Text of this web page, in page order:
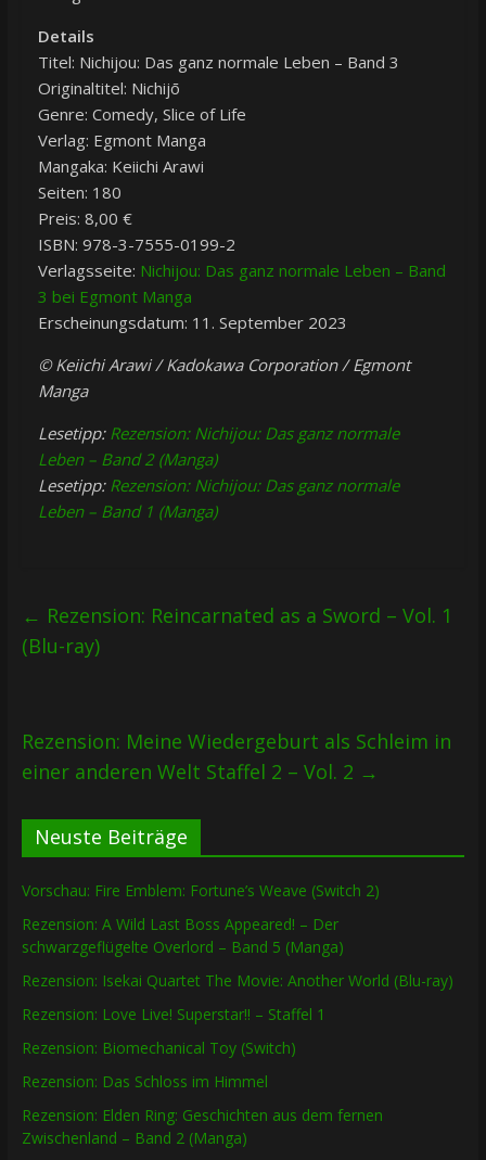
Details
Titel: Nichijou: Das ganz normale Leben – Band 3
Originaltitel: Nichijō
Genre: Comedy, Slice of Life
Verlag: Egmont Manga
Mangaka: Keiichi Arawi
Seiten: 180
Preis: 8,00 €
ISBN: 978-3-7555-0199-2
Verlagsseite: Nichijou: Das ganz normale Leben – Band
3 bei Egmont Manga
Erscheinungsdatum: 11. September 2023
© Keiichi Arawi / Kadokawa Corporation / Egmont
Manga
Lesetipp: Rezension: Nichijou: Das ganz normale
Leben – Band 2 (Manga)
Lesetipp: Rezension: Nichijou: Das ganz normale
Leben – Band 1 (Manga)
← Rezension: Reincarnated as a Sword – Vol. 1
(Blu-ray)
Rezension: Meine Wiedergeburt als Schleim in
einer anderen Welt Staffel 2 – Vol. 2 →
Neuste Beiträge
Vorschau: Fire Emblem: Fortune’s Weave (Switch 2)
Rezension: A Wild Last Boss Appeared! – Der
schwarzgeflügelte Overlord – Band 5 (Manga)
Rezension: Isekai Quartet The Movie: Another World (Blu-ray)
Rezension: Love Live! Superstar!! – Staffel 1
Rezension: Biomechanical Toy (Switch)
Rezension: Das Schloss im Himmel
Rezension: Elden Ring: Geschichten aus dem fernen
Zwischenland – Band 2 (Manga)